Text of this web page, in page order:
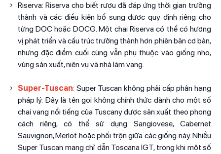
Riserva: Riserva cho biết rượu đã đáp ứng thời gian trưởng
thành và các điều kiện bổ sung được quy định riêng cho
từng DOC hoặc DOCG. Một chai Riserva có thể có hương
vị phát triển và cấu trúc trưởng thành hơn phiên bản cơ bản,
nhưng đặc điểm cuối cùng vẫn phụ thuộc vào giống nho,
vùng sản xuất, niên vụ và nhà làm vang.
Super-Tuscan: Super Tuscan không phải cấp phân hạng
pháp lý. Đây là tên gọi không chính thức dành cho một số
chai vang nổi tiếng của Tuscany được sản xuất theo phong
cách riêng, có thể sử dụng Sangiovese, Cabernet
Sauvignon, Merlot hoặc phối trộn giữa các giống này. Nhiều
Super Tuscan mang chỉ dẫn Toscana IGT, trong khi một số